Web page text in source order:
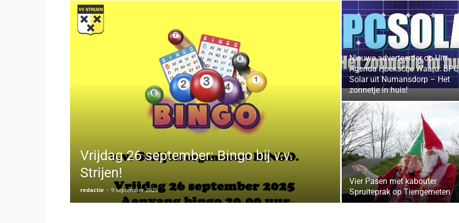
Vrijdag 26 september: Bingo bij v.v.
Strijen!
redactie - 9 september 2025
Nieuwe adverteerder op Uit-
Agenda Hoeksche Waard: BPC
Solar uit Numansdorp – Het
zonnetje in huis!
Vier Pasen met kabouter
Spruiteprak op Tiengemeten